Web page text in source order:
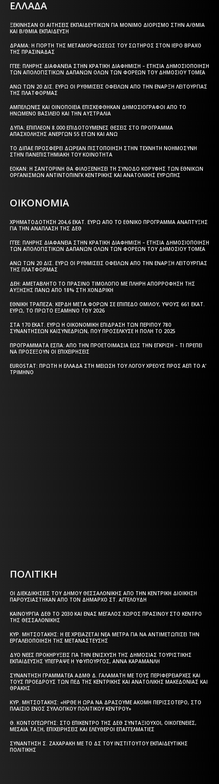
ΕΛΛΑΔΑ
ΞΕΚΊΝΗΣΑΝ ΟΙ ΑΙΤΉΣΕΙΣ ΕΚΠΑΙΔΕΥΤΙΚΏΝ ΓΙΑ ΜΌΝΙΜΟ ΔΙΟΡΙΣΜΌ ΣΤΗΝ Α/ΘΜΙΑ
ΚΑΙ Β/ΘΜΙΑ ΕΚΠΑΊΔΕΥΣΗ
ΔΡΆΜΑ: Η ΓΙΟΡΤΉ ΤΗΣ ΜΕΤΑΜΟΡΦΏΣΕΩΣ ΤΟΥ ΣΩΤΉΡΟΣ ΣΤΟΝ ΙΕΡΌ ΒΡΆΧΟ
ΤΗΣ ΠΡΑΣΙΝΆΔΑΣ
ΓΓΕΕ: ΠΛΉΡΗΣ ΔΙΑΦΆΝΕΙΑ ΣΤΗΝ ΚΡΑΤΙΚΉ ΔΙΑΦΉΜΙΣΗ – EΤΉΣΙΑ ΔΗΜΟΣΙΟΠΟΊΗΣΗ
ΤΩΝ ΑΠΟΛΟΓΙΣΤΙΚΏΝ ΔΑΠΑΝΏΝ ΌΛΩΝ ΤΩΝ ΦΟΡΈΩΝ ΤΟΥ ΔΗΜΟΣΊΟΥ ΤΟΜΈΑ
ΆΝΩ ΤΩΝ 20 ΔΙΣ. ΕΥΡΏ ΟΙ ΡΥΘΜΊΣΕΙΣ ΟΦΕΙΛΏΝ ΑΠΌ ΤΗΝ ΈΝΑΡΞΗ ΛΕΙΤΟΥΡΓΊΑΣ
ΤΗΣ ΠΛΑΤΦΌΡΜΑΣ
ΑΜΠΕΛΏΝΕΣ ΚΑΙ ΟΙΝΟΠΟΙΕΊΑ ΕΠΙΣΚΈΦΘΗΚΑΝ ΔΗΜΟΣΙΟΓΡΆΦΟΙ ΑΠΌ ΤΟ
ΗΝΩΜΈΝΟ ΒΑΣΊΛΕΙΟ ΚΑΙ ΤΗΝ ΑΥΣΤΡΑΛΊΑ
ΔΥΠΑ: ΕΠΙΠΛΈΟΝ 8.000 ΕΠΙΔΟΤΟΎΜΕΝΕΣ ΘΈΣΕΙΣ ΣΤΟ ΠΡΌΓΡΑΜΜΑ
ΑΠΑΣΧΌΛΗΣΗΣ ΑΝΈΡΓΩΝ 55 ΕΤΏΝ ΚΑΙ ΆΝΩ
ΤΟ ΔΙΠΑΕ ΠΡΟΣΦΈΡΕΙ ΔΩΡΕΆΝ ΠΙΣΤΟΠΟΊΗΣΗ ΣΤΗΝ ΤΕΧΝΗΤΉ ΝΟΗΜΟΣΎΝΗ
ΣΤΗΝ ΠΑΝΕΠΙΣΤΗΜΙΑΚΉ ΤΟΥ ΚΟΙΝΌΤΗΤΑ
ΕΟΚΑΝ: Η ΣΑΝΤΟΡΊΝΗ ΘΑ ΦΙΛΟΞΕΝΉΣΕΙ ΤΗ ΣΎΝΟΔΟ ΚΟΡΥΦΉΣ ΤΩΝ ΕΘΝΙΚΏΝ
ΟΡΓΑΝΙΣΜΏΝ ΑΝΤΙΝΤΌΠΙΝΓΚ ΚΕΝΤΡΙΚΉΣ ΚΑΙ ΑΝΑΤΟΛΙΚΉΣ ΕΥΡΏΠΗΣ
ΟΙΚΟΝΟΜΙΑ
ΧΡΗΜΑΤΟΔΌΤΗΣΗ 204,6 ΕΚΑΤ. ΕΥΡΏ ΑΠΌ ΤΟ ΕΘΝΙΚΌ ΠΡΌΓΡΑΜΜΑ ΑΝΆΠΤΥΞΗΣ
ΓΙΑ ΤΗΝ ΑΝΆΠΛΑΣΗ ΤΗΣ ΔΕΘ
ΓΓΕΕ: ΠΛΉΡΗΣ ΔΙΑΦΆΝΕΙΑ ΣΤΗΝ ΚΡΑΤΙΚΉ ΔΙΑΦΉΜΙΣΗ – EΤΉΣΙΑ ΔΗΜΟΣΙΟΠΟΊΗΣΗ
ΤΩΝ ΑΠΟΛΟΓΙΣΤΙΚΏΝ ΔΑΠΑΝΏΝ ΌΛΩΝ ΤΩΝ ΦΟΡΈΩΝ ΤΟΥ ΔΗΜΟΣΊΟΥ ΤΟΜΈΑ
ΆΝΩ ΤΩΝ 20 ΔΙΣ. ΕΥΡΏ ΟΙ ΡΥΘΜΊΣΕΙΣ ΟΦΕΙΛΏΝ ΑΠΌ ΤΗΝ ΈΝΑΡΞΗ ΛΕΙΤΟΥΡΓΊΑΣ
ΤΗΣ ΠΛΑΤΦΌΡΜΑΣ
ΔΕΗ: ΑΜΕΤΆΒΛΗΤΟ ΤΟ ΠΡΆΣΙΝΟ ΤΙΜΟΛΌΓΙΟ ΜΕ ΠΛΉΡΗ ΑΠΟΡΡΌΦΗΣΗ ΤΗΣ
ΑΎΞΗΣΗΣ ΠΆΝΩ ΑΠΌ 18% ΣΤΗ ΧΟΝΔΡΙΚΉ
ΕΘΝΙΚΉ ΤΡΆΠΕΖΑ: ΚΈΡΔΗ ΜΕΤΆ ΦΌΡΩΝ ΣΕ ΕΠΊΠΕΔΟ ΟΜΊΛΟΥ, ΎΨΟΥΣ 661 ΕΚΑΤ.
ΕΥΡΏ, ΤΟ ΠΡΏΤΟ ΕΞΆΜΗΝΟ ΤΟΥ 2026
ΣΤΑ 170 ΕΚΑΤ. ΕΥΡΏ Η ΟΙΚΟΝΟΜΙΚΉ ΕΠΊΔΡΑΣΗ ΤΩΝ ΠΕΡΊΠΟΥ 780
ΣΥΝΑΝΤΉΣΕΩΝ ΚΑΙΣΥΝΕΔΡΊΩΝ, ΠΟΥ ΠΡΟΣΈΛΚΥΣΕ Η ΠΌΛΗ ΤΟ 2025
ΠΡΟΓΡΆΜΜΑΤΑ EΣΠΑ: ΑΠΌ ΤΗΝ ΠΡΟΕΤΟΙΜΑΣΊΑ ΈΩΣ ΤΗΝ ΈΓΚΡΙΣΗ – ΤΙ ΠΡΈΠΕΙ
ΝΑ ΠΡΟΣΈΞΟΥΝ ΟΙ ΕΠΙΧΕΙΡΉΣΕΙΣ
EUROSTAT: ΠΡΏΤΗ Η ΕΛΛΆΔΑ ΣΤΗ ΜΕΊΩΣΗ ΤΟΥ ΛΌΓΟΥ ΧΡΈΟΥΣ ΠΡΟΣ ΑΕΠ ΤΟ Α’
ΤΡΊΜΗΝΟ
ΠΟΛΙΤΙΚΗ
ΟΙ ΔΙΕΚΔΙΚΉΣΕΙΣ ΤΟΥ ΔΉΜΟΥ ΘΕΣΣΑΛΟΝΊΚΗΣ ΑΠΌ ΤΗΝ ΚΕΝΤΡΙΚΉ ΔΙΟΊΚΗΣΗ
ΠΑΡΟΥΣΙΆΣΤΗΚΑΝ ΑΠΌ ΤΟΝ ΔΉΜΑΡΧΟ ΣΤ. ΑΓΓΕΛΟΎΔΗ
ΚΑΙΝΟΎΡΓΙΑ ΔΕΘ ΤΟ 2030 ΚΑΙ ΈΝΑΣ ΜΕΓΆΛΟΣ ΧΏΡΟΣ ΠΡΑΣΊΝΟΥ ΣΤΟ ΚΈΝΤΡΟ
ΤΗΣ ΘΕΣΣΑΛΟΝΊΚΗΣ
ΚΥΡ. ΜΗΤΣΟΤΆΚΗΣ: Η ΕΕ ΧΡΕΙΆΖΕΤΑΙ ΝΈΑ ΜΈΤΡΑ ΓΙΑ ΝΑ ΑΝΤΙΜΕΤΩΠΊΣΕΙ ΤΗΝ
ΕΡΓΑΛΕΙΟΠΟΊΗΣΗ ΤΗΣ ΜΕΤΑΝΆΣΤΕΥΣΗΣ
ΔΎΟ ΝΈΕΣ ΠΡΟΚΗΡΎΞΕΙΣ ΓΙΑ ΤΗΝ ΕΝΊΣΧΥΣΗ ΤΗΣ ΔΗΜΌΣΙΑΣ ΤΟΥΡΙΣΤΙΚΉΣ
ΕΚΠΑΊΔΕΥΣΗΣ ΥΠΈΓΡΑΨΕ Η ΥΦΥΠΟΥΡΓΌΣ, ΆΝΝΑ ΚΑΡΑΜΑΝΛΉ
ΣΥΝΆΝΤΗΣΗ ΓΡΑΜΜΑΤΈΑ ΑΔΜΘ Δ. ΓΑΛΑΜΆΤΗ ΜΕ ΤΟΥΣ ΠΕΡΙΦΕΡΕΙΆΡΧΕΣ ΚΑΙ
ΤΟΥΣ ΠΡΟΈΔΡΟΥΣ ΤΩΝ ΠΕΔ ΤΗΣ ΚΕΝΤΡΙΚΉΣ ΚΑΙ ΑΝΑΤΟΛΙΚΉΣ ΜΑΚΕΔΟΝΊΑΣ ΚΑΙ
ΘΡΆΚΗΣ
ΚΥΡ. ΜΗΤΣΟΤΆΚΗΣ: «ΉΡΘΕ Η ΏΡΑ ΝΑ ΔΡΆΣΟΥΜΕ ΑΚΌΜΗ ΠΕΡΙΣΣΌΤΕΡΟ, ΣΤΟ
ΠΛΑΊΣΙΟ ΕΝΌΣ ΣΥΛΛΟΓΙΚΟΎ ΠΟΛΙΤΙΚΟΎ ΚΈΝΤΡΟΥ»
Θ. ΚΟΝΤΟΓΕΏΡΓΗΣ: ΣΤΟ ΕΠΊΚΕΝΤΡΟ ΤΗΣ ΔΕΘ ΣΥΝΤΑΞΙΟΎΧΟΙ, ΟΙΚΟΓΈΝΕΙΕΣ,
ΜΕΣΑΊΑ ΤΆΞΗ, ΕΠΙΧΕΙΡΉΣΕΙΣ ΚΑΙ ΕΛΕΎΘΕΡΟΙ ΕΠΑΓΓΕΛΜΑΤΊΕΣ
ΣΥΝΆΝΤΗΣΗ Σ. ΖΑΧΑΡΆΚΗ ΜΕ ΤΟ ΔΣ ΤΟΥ ΙΝΣΤΙΤΟΎΤΟΥ ΕΚΠΑΙΔΕΥΤΙΚΉΣ
ΠΟΛΙΤΙΚΉΣ